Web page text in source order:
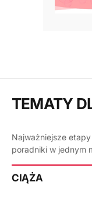
TEMATY
Najważniejsze
poradniki w jednym
CIĄŻA